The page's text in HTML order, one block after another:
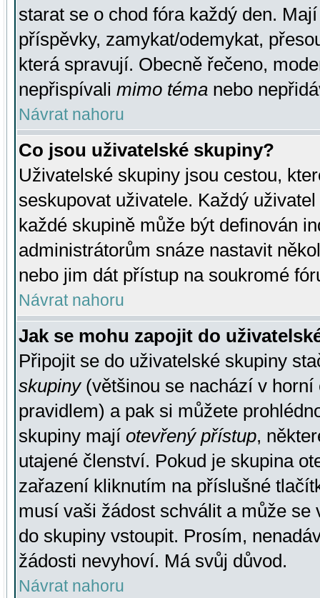
starat se o chod fóra každý den.
příspěvky, zamykat/odemykat,
která spravují. Obecně řečeno,
nepřispívali mimo téma nebo
Návrat nahoru
Co jsou uživatelské skupiny?
Uživatelské skupiny jsou cestou,
seskupovat uživatele. Každý
každé skupině může být definován
administrátorům snáze nastavit
nebo jim dát přístup na soukromé
Návrat nahoru
Jak se mohu zapojit do
Připojit se do uživatelské skupiny
skupiny(většinou se nachází v horní
pravidlem) a pak si můžete
skupiny mají otevřený přístup,
utajené členství. Pokud je skupina
zařazení kliknutím na příslušné
musí vaši žádost schválit a může se
do skupiny vstoupit. Prosím,
žádosti nevyhoví. Má svůj důvod.
Návrat nahoru